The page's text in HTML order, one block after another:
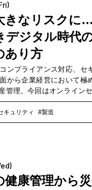
きなリスクに
デジタル時代
あり方
ンプライアンス対応、セ
から企業経営において極
管理。今回はオンライン
かす"へ：無駄を省き、価
プローチとは」にて語られ
IT資産管理のポイントを
キュリティ #製造
健康管理から